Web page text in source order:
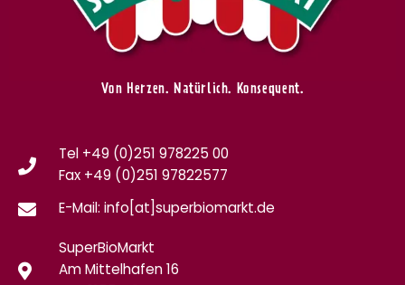
Von Herzen. Natürlich. Konsequent.
Tel +49 (0)251 978225 00
Fax +49 (0)251 97822577
E-Mail: info[at]superbiomarkt.de
SuperBioMarkt
Am Mittelhafen 16